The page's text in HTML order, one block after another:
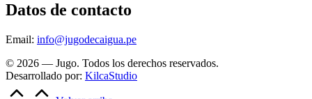
Datos de contacto
Email: info@jugodecaigua.pe
© 2026 — Jugo. Todos los derechos reservados.
Desarrollado por: KilcaStudio